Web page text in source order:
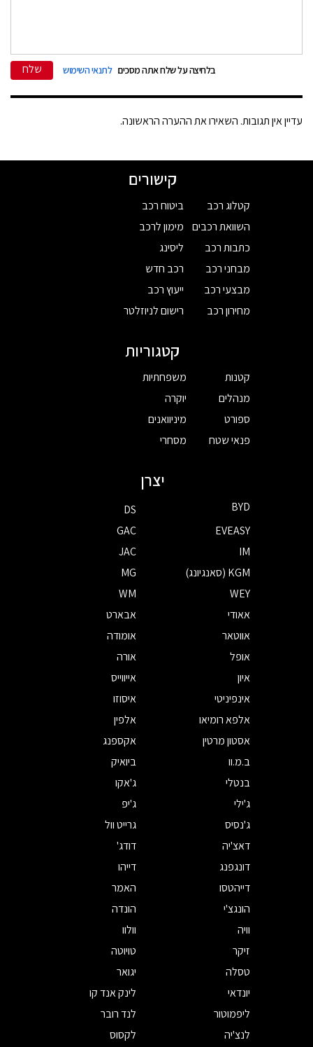
בלחיצה על שלח אתה מסכים לתנאי השימוש שלח
עדיין אין תגובות. השאירו את ההערה הראשונה.
קישורים
קטלוג רכב
השוואת רכבים
כתבות רכב
מבחני רכב
מבצעי רכב
מחירון רכב
ביטוח רכב
מימון לרכב
ליסינג
רכב חדש
ייעוץ רכב
רישום לניוזלטר
קטגוריות
קטנות
מנהלים
ספורט
פנאי שטח
משפחתיות
יוקרה
מיניוואנים
מסחרי
יצרן
BYD
DS
EVEASY
GAC
IM
JAC
KGM (סאנגיונג)
MG
WEY
WM
אאודי
אבארט
אווטאר
אומודה
אופל
אורה
איון
אייווייס
אינפיניטי
איסוזו
אלפא רומיאו
אלפין
אסטון מרטין
אקספנג
ב.מ.וו
ביואיק
בנטלי
ג'אקו
ג'ילי
ג'יפ
ג'נסיס
גרייט וול
דאצ'יה
דודג'
דונגפנג
דייהו
דייהטסו
האמר
הונגצ'י
הונדה
וויה
וולוו
זיקר
טויוטה
טסלה
יגואר
יונדאי
לינק אנד קו
ליפמוטור
לנד רובר
לנצ'יה
לקסוס